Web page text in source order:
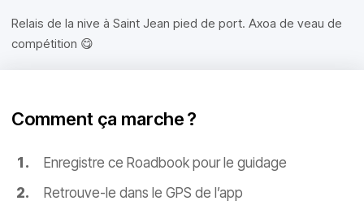
Relais de la nive à Saint Jean pied de port. Axoa de veau de
compétition 😋
Comment ça marche ?
Enregistre ce Roadbook pour le guidage
Retrouve-le dans le GPS de l’app